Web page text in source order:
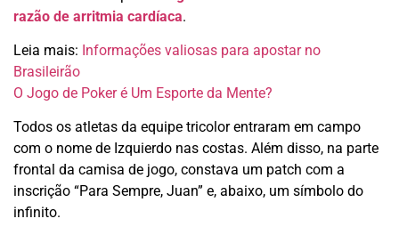
razão de arritmia cardíaca.
Leia mais: Informações valiosas para apostar no
Brasileirão
O Jogo de Poker é Um Esporte da Mente?
Todos os atletas da equipe tricolor entraram em campo
com o nome de Izquierdo nas costas. Além disso, na parte
frontal da camisa de jogo, constava um patch com a
inscrição “Para Sempre, Juan” e, abaixo, um símbolo do
infinito.